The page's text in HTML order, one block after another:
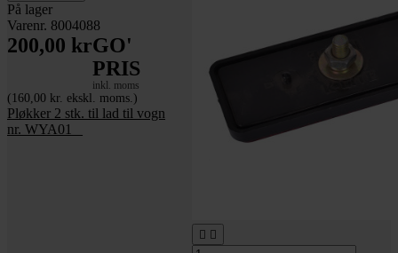
På lager
Varenr. 8004088
200,00 krGO'
PRIS
inkl. moms
(160,00 kr. ekskl. moms.)
Pløkker 2 stk. til lad til vogn
nr. WYA01 _
 